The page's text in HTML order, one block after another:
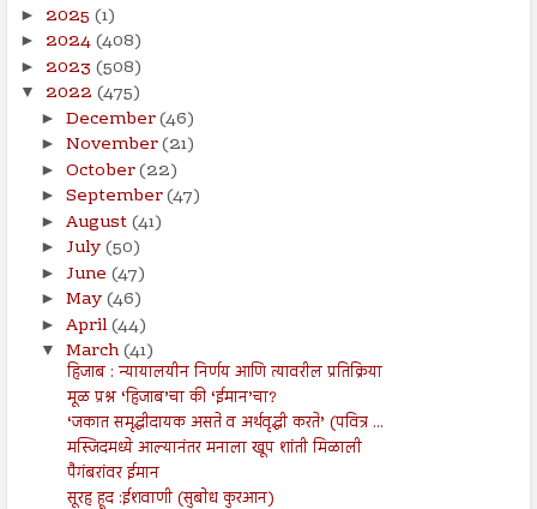
► 2025 (1)
► 2024(408)
► 2023 (508)
▼ 2022 (475)
► December(46)
► November(21)
► October(22)
► September(47)
► August(41)
► July(50)
► June (47)
► May(46)
► April(44)
▼ March(41)
हिजाब : न्यायालयीन निर्णय आणि त्यावरील प्रतिक्रिया
मूळ प्रश्न ‘हिजाब’चा की ‘ईमान’चा?
‘जकात समृद्धीदायक असते व अर्थवृद्धी करते’ (पवित्र ...
मस्जिदमध्ये आल्यानंतर मनाला खूप शांती मिळाली
पैगंबरांवर ईमान
सूरह हूद :ईशवाणी (सुबोध कुरआन)